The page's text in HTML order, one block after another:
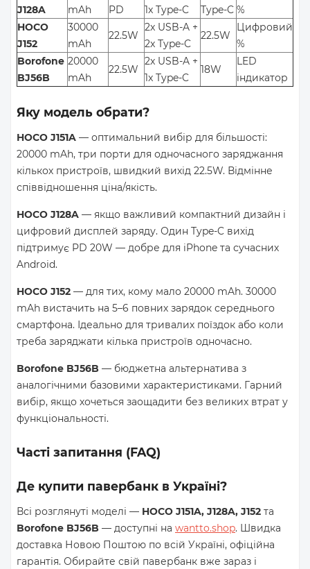
J128A
mAh
PD
1x Type-C
Type-C %
HOCO
J152
30000
mAh
22.5W
2x USB-A +
2x Type-C
22.5W
Цифровий
%
Borofone
BJ56B
20000
mAh
22.5W
2x USB-A +
1x Type-C
18W
LED
індикатор
Яку модель обрати?
HOCO J151A — оптимальний вибір для більшості:
20000 mAh, три порти для одночасного заряджання
кількох пристроїв, швидкий вихід 22.5W. Відмінне
співвідношення ціна/якість.
HOCO J128A — якщо важливий компактний дизайн і
цифровий дисплей заряду. Один Type-C вихід
підтримує PD 20W — добре для iPhone та сучасних
Android.
HOCO J152 — для тих, кому мало 20000 mAh. 30000
mAh вистачить на 5–6 повних зарядок середнього
смартфона. Ідеально для тривалих поїздок або коли
треба заряджати кілька пристроїв одночасно.
Borofone BJ56B — бюджетна альтернатива з
аналогічними базовими характеристиками. Гарний
вибір, якщо хочеться заощадити без великих втрат у
функціональності.
Часті запитання (FAQ)
Де купити павербанк в Україні?
Всі розглянуті моделі — HOCO J151A, J128A, J152 та
Borofone BJ56B — доступні на wantto.shop. Швидка
доставка Новою Поштою по всій Україні, офіційна
гарантія. Обирайте свій павербанк вже зараз і